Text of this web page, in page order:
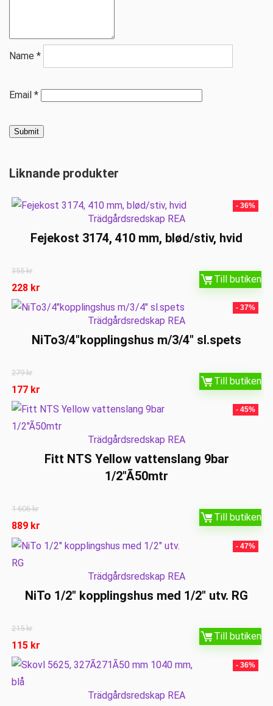
Name *
Email *
Liknande produkter
- 36%
Trädgårdsredskap REA
Fejekost 3174, 410 mm, blød/stiv, hvid
355kr
228 kr
Till butiken
- 37%
Trädgårdsredskap REA
NiTo3/4″kopplingshus m/3/4″ sl.spets
279kr
177 kr
Till butiken
- 45%
Trädgårdsredskap REA
Fitt NTS Yellow vattenslang 9bar
1/2″Ã50mtr
1 606kr
889 kr
Till butiken
- 47%
Trädgårdsredskap REA
NiTo 1/2″ kopplingshus med 1/2″ utv. RG
215kr
115 kr
Till butiken
- 36%
Trädgårdsredskap REA